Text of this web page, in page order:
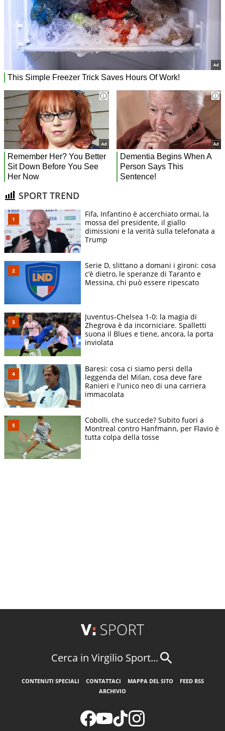
SPORT TREND
Fifa, Infantino è accerchiato ormai, la
mossa del presidente, il giallo
dimissioni e la verità sulla telefonata a
Trump
Serie D, slittano a domani i gironi: cosa
c’è dietro, le speranze di Taranto e
Messina, chi può essere ripescato
Juventus-Chelsea 1-0: la magia di
Zhegrova è da incorniciare. Spalletti
suona il Blues e tiene, ancora, la porta
inviolata
Baresi: cosa ci siamo persi della
leggenda del Milan, cosa deve fare
Ranieri e l'unico neo di una carriera
immacolata
Cobolli, che succede? Subito fuori a
Montreal contro Hanfmann, per Flavio è
tutta colpa della tosse
Cerca in Virgilio Sport...
CONTENUTI SPECIALI CONTATTACI MAPPA DEL SITO
FEED RSS
ARCHIVIO